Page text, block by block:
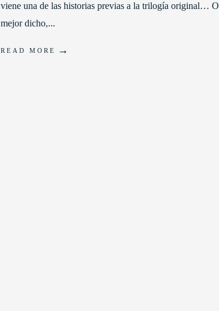
viene una de las historias previas a la trilogía original… O
mejor dicho,...
READ MORE →